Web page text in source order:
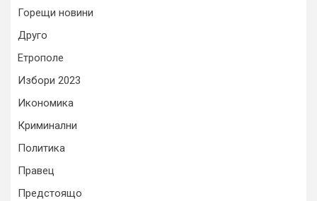
Горещи новини
Друго
Етрополе
Избори 2023
Икономика
Криминални
Политика
Правец
Предстоящо